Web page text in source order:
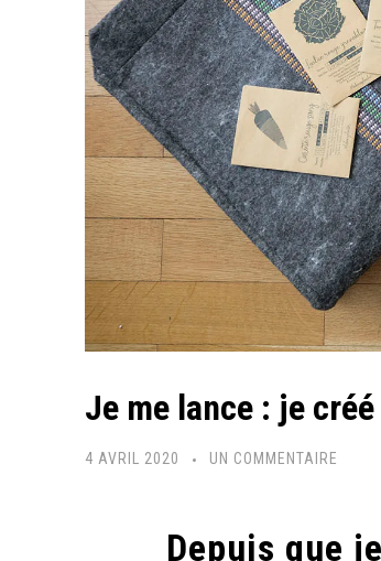
Je me lance : je
4 AVRIL 2020 UN COMMENTAIRE
LANCE
Depuis que